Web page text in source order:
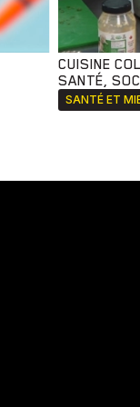
CUISINE
SANTÉ,
SANTÉ ET